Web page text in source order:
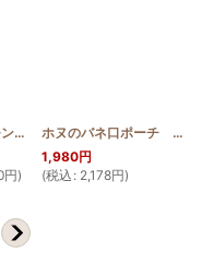
]
100cmパターン(モンステラ輪) [
円)
ホヌのバネ口ポーチ マチ付き 12cm
1,980円
(税込 : 2,178円)